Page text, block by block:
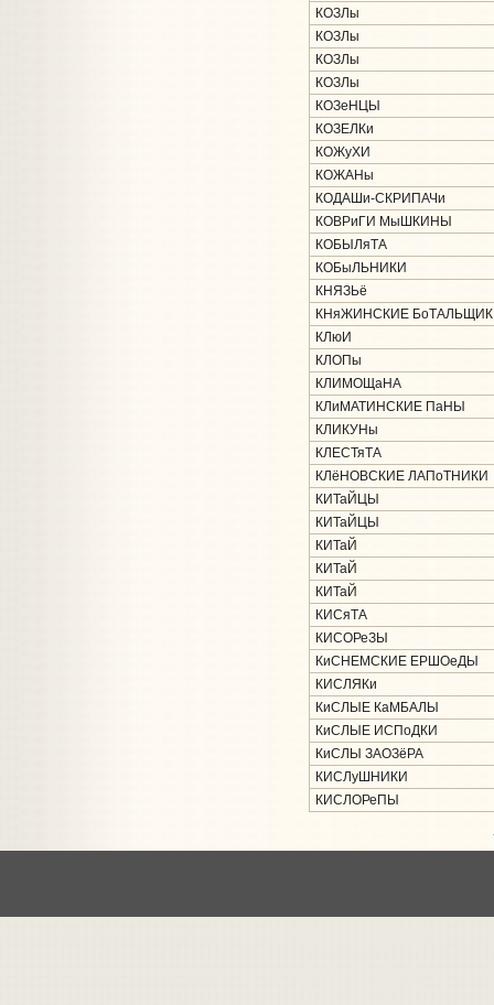
КОЗЛы
КОЗЛы
КОЗЛы
КОЗЛы
КОЗеНЦЫ
КОЗЕЛКи
КОЖуХИ
КОЖАНы
КОДАШи-СКРИПАЧи
КОВРиГИ МыШКИНЫ
КОБЫЛяТА
КОБыЛЬНИКИ
КНЯЗЬё
КНяЖИНСКИЕ
КЛюИ
КЛОПы
КЛИМОЩаНА
КЛиМАТИНСКИЕ ПаНЫ
КЛИКУНы
КЛЕСТяТА
КЛёНОВСКИЕ ЛАПоТНИКИ
КИТаЙЦЫ
КИТаЙЦЫ
КИТаЙ
КИТаЙ
КИТаЙ
КИСяТА
КИСОРеЗЫ
КиСНЕМСКИЕ ЕРШОеДЫ
КИСЛЯКи
КиСЛЫЕ КаМБАЛЫ
КиСЛЫЕ ИСПоДКИ
КиСЛЫ ЗАОЗёРА
КИСЛуШНИКИ
КИСЛОРеПЫ